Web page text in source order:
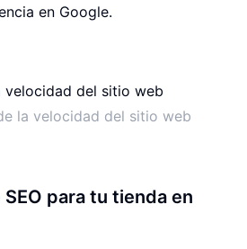
en Google.
la velocidad del sitio web
para tu tienda en